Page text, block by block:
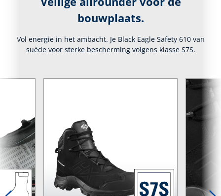
bouwplaats.
Vol energie in het ambacht. Je Black Eagle Safety 610 van
suède voor sterke bescherming volgens klasse S7S.